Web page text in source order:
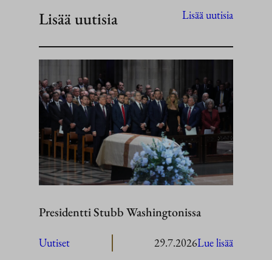
Lisää uutisia Lisää uutisia
Presidentti Stubb Washingtonissa
Uutiset 29.7.2026Lue lisää